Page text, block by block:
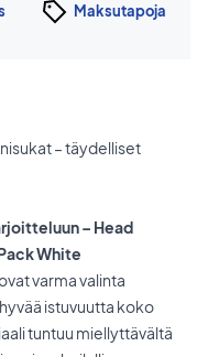
Maksutapoja
– täydelliset
– Head
White
varma valinta
istuvuutta koko
tuntuu miellyttävältä